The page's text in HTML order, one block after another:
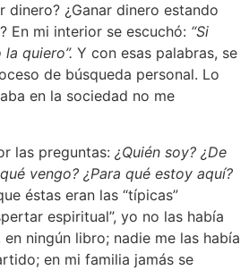
dinero? ¿Ganar dinero estando
En mi interior se escuchó: “Si
quiero”. Y con esas palabras, se
de búsqueda personal. Lo
en la sociedad no me
las preguntas: ¿Quién soy? ¿De
vengo? ¿Para qué estoy aquí?
éstas eran las “típicas”
espiritual”, yo no las había
ningún libro; nadie me las había
en mi familia jamás se